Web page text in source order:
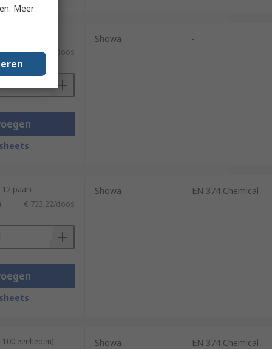
€ 1.408,85/doos
Showa -
paar)
€ 733,22/doos
Showa EN 374 Chemical
eenheden) Showa EN 374 Chemical
Meer